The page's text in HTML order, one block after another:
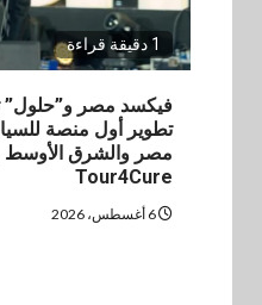
1 دقيقة قراءة
فيكسد مصر و”حلول”
تطوير أول منصة
مصر والشرق الأوسط
Tour4Cure